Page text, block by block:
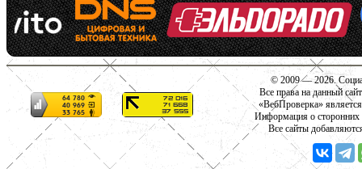
© 2009 — 2026.
Все права на данный
«ВебПроверка»
Информация о сторонних
Все сайты